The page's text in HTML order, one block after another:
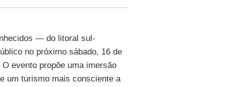
— do litoral sul-
no próximo sábado, 16 de
O evento propõe uma imersão
um turismo mais consciente a